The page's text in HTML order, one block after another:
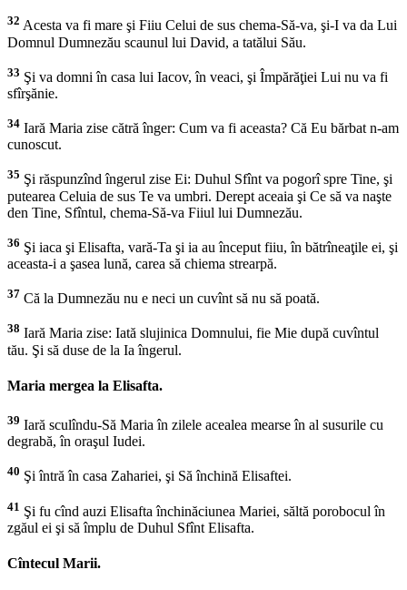
32 Acesta va fi mare şi Fiiu Celui de sus chema-Să-va, şi-I va da Lui
Domnul Dumnezău scaunul lui David, a tatălui Său.
33 Şi va domni în casa lui Iacov, în veaci, şi Împărăţiei Lui nu va fi
sfîrşănie.
34 Iară Maria zise cătră înger: Cum va fi aceasta? Că Eu bărbat n-am
cunoscut.
35 Şi răspunzînd îngerul zise Ei: Duhul Sfînt va pogorî spre Tine, şi
putearea Celuia de sus Te va umbri. Derept aceaia şi Ce să va naşte
den Tine, Sfîntul, chema-Să-va Fiiul lui Dumnezău.
36 Şi iaca şi Elisafta, vară-Ta şi ia au început fiiu, în bătrîneaţile ei, şi
aceasta-i a şasea lună, carea să chiema strearpă.
37 Că la Dumnezău nu e neci un cuvînt să nu să poată.
38 Iară Maria zise: Iată slujinica Domnului, fie Mie după cuvîntul
tău. Şi să duse de la Ia îngerul.
Maria mergea la Elisafta.
39 Iară sculîndu-Să Maria în zilele acealea mearse în al susurile cu
degrabă, în oraşul Iudei.
40 Şi întră în casa Zahariei, şi Să închină Elisaftei.
41 Şi fu cînd auzi Elisafta închinăciunea Mariei, săltă porobocul în
zgăul ei şi să împlu de Duhul Sfînt Elisafta.
Cîntecul Marii.